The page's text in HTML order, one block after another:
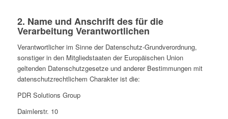
2. Name und Anschrift des für die
Verarbeitung Verantwortlichen
Verantwortlicher im Sinne der Datenschutz-Grundverordnung,
sonstiger in den Mitgliedstaaten der Europäischen Union
geltenden Datenschutzgesetze und anderer Bestimmungen mit
datenschutzrechtlichem Charakter ist die:
PDR Solutions Group
Daimlerstr. 10